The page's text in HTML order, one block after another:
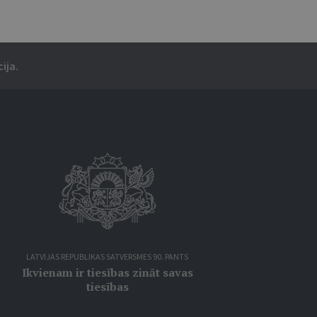
LATVIJAS REPUBLIKAS SATVERSMES 90. PANTS
Ikvienam ir tiesības zināt savas
tiesības